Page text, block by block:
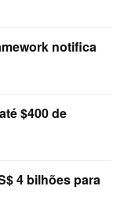
notifica
$400 de
4 bilhões para